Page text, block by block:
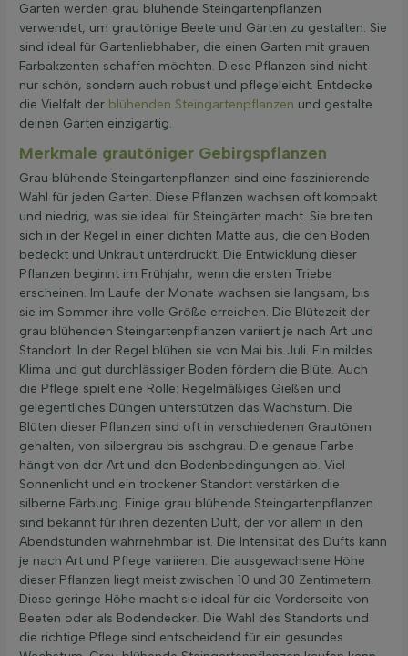
Garten werden grau blühende Steingartenpflanzen
verwendet, um grautönige Beete und Gärten zu gestalten. Sie
sind ideal für Gartenliebhaber, die einen Garten mit grauen
Farbakzenten schaffen möchten. Diese Pflanzen sind nicht
nur schön, sondern auch robust und pflegeleicht. Entdecke
die Vielfalt der blühenden Steingartenpflanzen und gestalte
deinen Garten einzigartig.
Merkmale grautöniger Gebirgspflanzen
Grau blühende Steingartenpflanzen sind eine faszinierende
Wahl für jeden Garten. Diese Pflanzen wachsen oft kompakt
und niedrig, was sie ideal für Steingärten macht. Sie breiten
sich in der Regel in einer dichten Matte aus, die den Boden
bedeckt und Unkraut unterdrückt. Die Entwicklung dieser
Pflanzen beginnt im Frühjahr, wenn die ersten Triebe
erscheinen. Im Laufe der Monate wachsen sie langsam, bis
sie im Sommer ihre volle Größe erreichen. Die Blütezeit der
grau blühenden Steingartenpflanzen variiert je nach Art und
Standort. In der Regel blühen sie von Mai bis Juli. Ein mildes
Klima und gut durchlässiger Boden fördern die Blüte. Auch
die Pflege spielt eine Rolle: Regelmäßiges Gießen und
gelegentliches Düngen unterstützen das Wachstum. Die
Blüten dieser Pflanzen sind oft in verschiedenen Grautönen
gehalten, von silbergrau bis aschgrau. Die genaue Farbe
hängt von der Art und den Bodenbedingungen ab. Viel
Sonnenlicht und ein trockener Standort verstärken die
silberne Färbung. Einige grau blühende Steingartenpflanzen
sind bekannt für ihren dezenten Duft, der vor allem in den
Abendstunden wahrnehmbar ist. Die Intensität des Dufts kann
je nach Art und Pflege variieren. Die ausgewachsene Höhe
dieser Pflanzen liegt meist zwischen 10 und 30 Zentimetern.
Diese geringe Höhe macht sie ideal für die Vorderseite von
Beeten oder als Bodendecker. Die Wahl des Standorts und
die richtige Pflege sind entscheidend für ein gesundes